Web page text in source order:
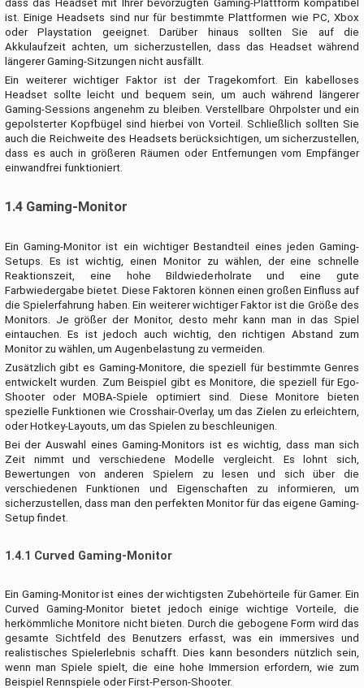
dass das Headset mit Ihrer bevorzugten Gaming-Plattform kompatibel
ist. Einige Headsets sind nur für bestimmte Plattformen wie PC, Xbox
oder Playstation geeignet. Darüber hinaus sollten Sie auf die
Akkulaufzeit achten, um sicherzustellen, dass das Headset während
längerer Gaming-Sitzungen nicht ausfällt.
Ein weiterer wichtiger Faktor ist der Tragekomfort. Ein kabelloses
Headset sollte leicht und bequem sein, um auch während längerer
Gaming-Sessions angenehm zu bleiben. Verstellbare Ohrpolster und ein
gepolsterter Kopfbügel sind hierbei von Vorteil. Schließlich sollten Sie
auch die Reichweite des Headsets berücksichtigen, um sicherzustellen,
dass es auch in größeren Räumen oder Entfernungen vom Empfänger
einwandfrei funktioniert.
1.4 Gaming-Monitor
Ein Gaming-Monitor ist ein wichtiger Bestandteil eines jeden Gaming-
Setups. Es ist wichtig, einen Monitor zu wählen, der eine schnelle
Reaktionszeit, eine hohe Bildwiederholrate und eine gute
Farbwiedergabe bietet. Diese Faktoren können einen großen Einfluss auf
die Spielerfahrung haben. Ein weiterer wichtiger Faktor ist die Größe des
Monitors. Je größer der Monitor, desto mehr kann man in das Spiel
eintauchen. Es ist jedoch auch wichtig, den richtigen Abstand zum
Monitor zu wählen, um Augenbelastung zu vermeiden.
Zusätzlich gibt es Gaming-Monitore, die speziell für bestimmte Genres
entwickelt wurden. Zum Beispiel gibt es Monitore, die speziell für Ego-
Shooter oder MOBA-Spiele optimiert sind. Diese Monitore bieten
spezielle Funktionen wie Crosshair-Overlay, um das Zielen zu erleichtern,
oder Hotkey-Layouts, um das Spielen zu beschleunigen.
Bei der Auswahl eines Gaming-Monitors ist es wichtig, dass man sich
Zeit nimmt und verschiedene Modelle vergleicht. Es lohnt sich,
Bewertungen von anderen Spielern zu lesen und sich über die
verschiedenen Funktionen und Eigenschaften zu informieren, um
sicherzustellen, dass man den perfekten Monitor für das eigene Gaming-
Setup findet.
1.4.1 Curved Gaming-Monitor
Ein Gaming-Monitor ist eines der wichtigsten Zubehörteile für Gamer. Ein
Curved Gaming-Monitor bietet jedoch einige wichtige Vorteile, die
herkömmliche Monitore nicht bieten. Durch die gebogene Form wird das
gesamte Sichtfeld des Benutzers erfasst, was ein immersives und
realistisches Spielerlebnis schafft. Dies kann besonders nützlich sein,
wenn man Spiele spielt, die eine hohe Immersion erfordern, wie zum
Beispiel Rennspiele oder First-Person-Shooter.